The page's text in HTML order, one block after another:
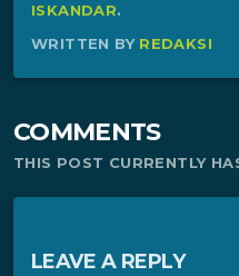
ISKANDAR.
WRITTEN BY REDAKSI
COMMENTS
THIS POST CURRENTLY
LEAVE A REPLY